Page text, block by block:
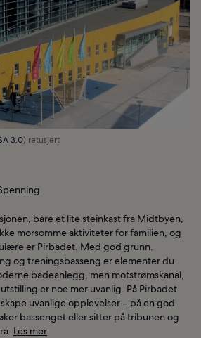
3.0) retusjert
bare et lite steinkast fra Midtbyen,
morsomme aktiviteter for familien, og
er Pirbadet. Med god grunn.
og treningsbasseng er elementer du
badeanlegg, men motstrømskanal,
er noe mer uvanlig. På Pirbadet
uvanlige opplevelser – på en god
bassenget eller sitter på tribunen og
Les mer